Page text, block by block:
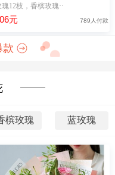
12枝，香槟玫瑰··
元 789人付款
款
槟玫瑰 蓝玫瑰